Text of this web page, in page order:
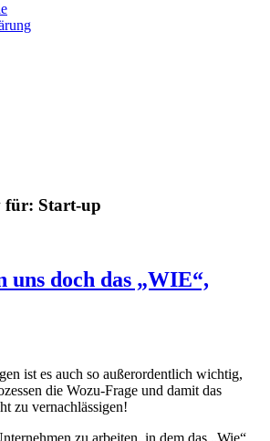
für: Start-up
uns doch das „WIE“,
ist es auch so außerordentlich wichtig,
die Wozu-Frage und damit das
zu vernachlässigen!
zu arbeiten, in dem das „Wie“